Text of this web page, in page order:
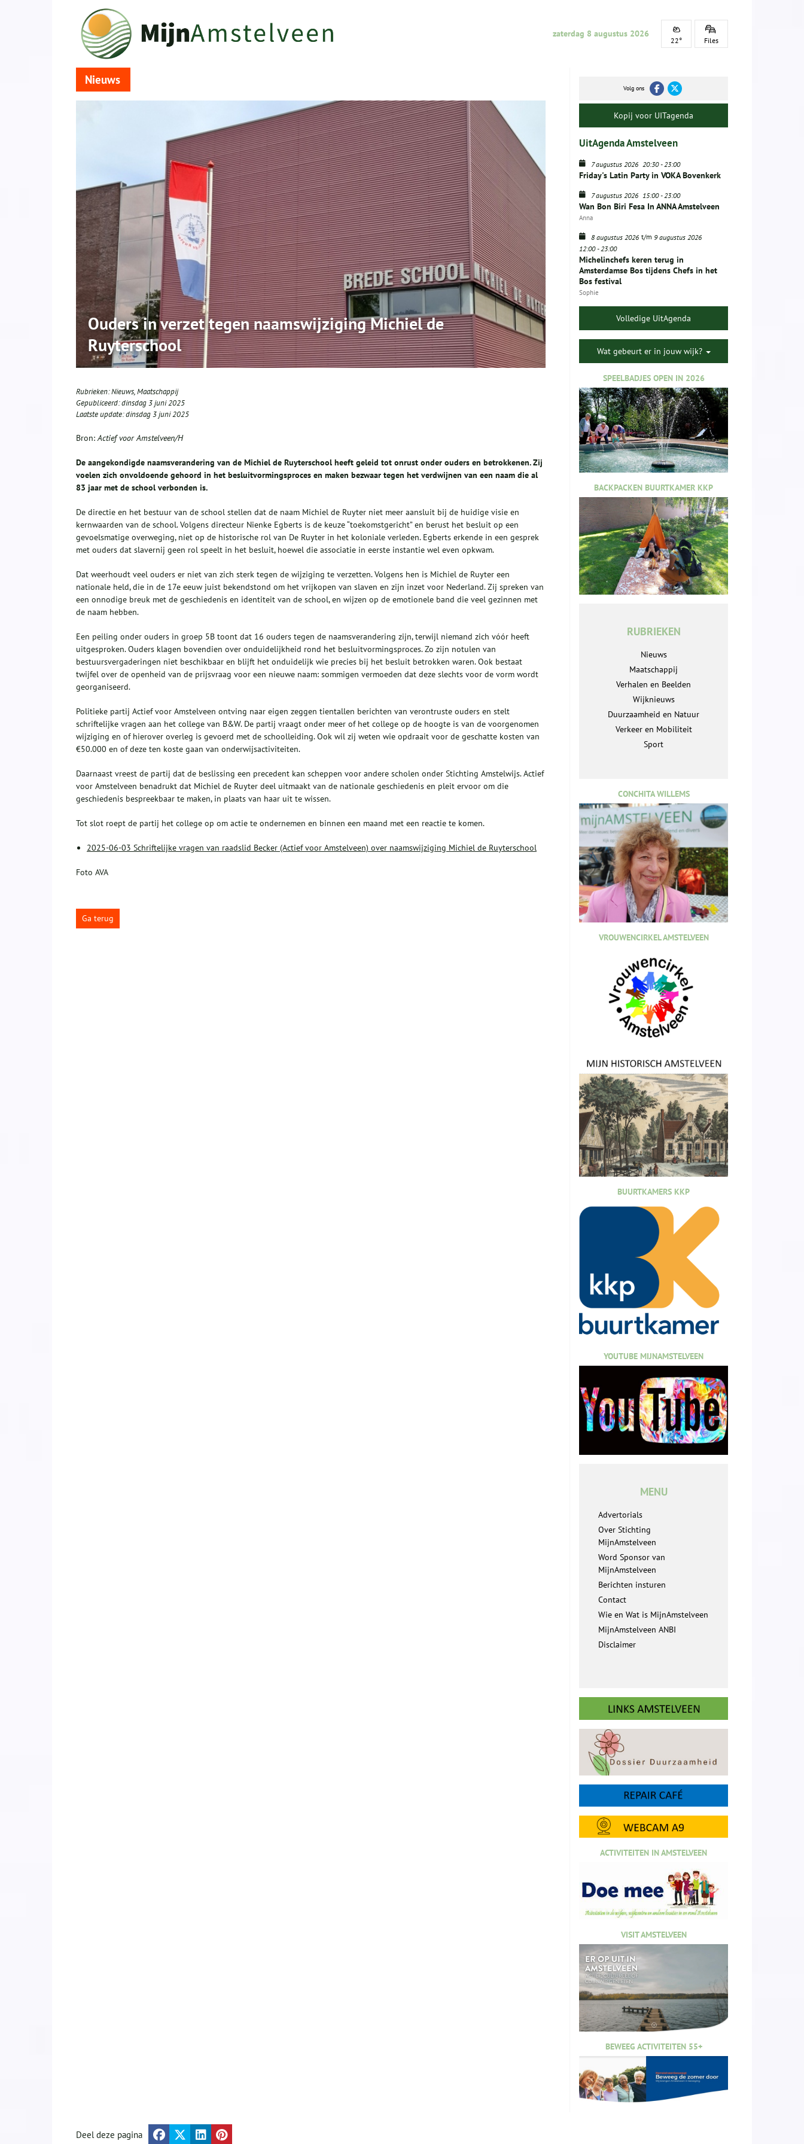
zaterdag 8 augustus 2026
22° Files
Nieuws
Ouders in verzet tegen naamswijziging Michiel de
Ruyterschool
Rubrieken:Nieuws,Maatschappij
Gepubliceerd:dinsdag 3 juni 2025
Laatste update:dinsdag 3 juni 2025
Bron:Actief voor Amstelveen/H
De aangekondigde naamsverandering van de Michiel de Ruyterschool heeft geleid tot onrust onder ouders en betrokkenen. Zij
voelen zich onvoldoende gehoord in het besluitvormingsproces en maken bezwaar tegen het verdwijnen van een naam die al
83 jaar met de school verbonden is.
De directie en het bestuur van de school stellen dat de naam Michiel de Ruyter niet meer aansluit bij de huidige visie en
kernwaarden van de school. Volgens directeur Nienke Egberts is de keuze “toekomstgericht” en berust het besluit op een
gevoelsmatige overweging, niet op de historische rol van De Ruyter in het koloniale verleden. Egberts erkende in een gesprek
met ouders dat slavernij geen rol speelt in het besluit, hoewel die associatie in eerste instantie wel even opkwam.
Dat weerhoudt veel ouders er niet van zich sterk tegen de wijziging te verzetten. Volgens hen is Michiel de Ruyter een
nationale held, die in de 17e eeuw juist bekendstond om het vrijkopen van slaven en zijn inzet voor Nederland. Zij spreken van
een onnodige breuk met de geschiedenis en identiteit van de school, en wijzen op de emotionele band die veel gezinnen met
de naam hebben.
Een peiling onder ouders in groep 5B toont dat 16 ouders tegen de naamsverandering zijn, terwijl niemand zich vóór heeft
uitgesproken. Ouders klagen bovendien over onduidelijkheid rond het besluitvormingsproces. Zo zijn notulen van
bestuursvergaderingen niet beschikbaar en blijft het onduidelijk wie precies bij het besluit betrokken waren. Ook bestaat
twijfel over de openheid van de prijsvraag voor een nieuwe naam: sommigen vermoeden dat deze slechts voor de vorm wordt
georganiseerd.
Politieke partij Actief voor Amstelveen ontving naar eigen zeggen tientallen berichten van verontruste ouders en stelt
schriftelijke vragen aan het college van B&W. De partij vraagt onder meer of het college op de hoogte is van de voorgenomen
wijziging en of hierover overleg is gevoerd met de schoolleiding. Ook wil zij weten wie opdraait voor de geschatte kosten van
€50.000 en of deze ten koste gaan van onderwijsactiviteiten.
Daarnaast vreest de partij dat de beslissing een precedent kan scheppen voor andere scholen onder Stichting Amstelwijs. Actief
voor Amstelveen benadrukt dat Michiel de Ruyter deel uitmaakt van de nationale geschiedenis en pleit ervoor om die
geschiedenis bespreekbaar te maken, in plaats van haar uit te wissen.
Tot slot roept de partij het college op om actie te ondernemen en binnen een maand met een reactie te komen.
2025-06-03 Schriftelijke vragen van raadslid Becker (Actief voor Amstelveen) over naamswijziging Michiel de Ruyterschool
Foto AVA
Ga terug
Volg ons
Kopij voor UITagenda
UitAgenda Amstelveen
7 augustus 2026 20:30-23:00
Friday's Latin Party in VOKA Bovenkerk
7 augustus 2026 15:00-23:00
Wan Bon Biri Fesa In ANNA Amstelveen
Anna
8 augustus 2026 t/m 9 augustus 2026
12:00-23:00
Michelinchefs keren terug in
Amsterdamse Bos tijdens Chefs in het
Bos festival
Sophie
Volledige UitAgenda
Wat gebeurt er in jouw wijk?
SPEELBADJES OPEN IN 2026
BACKPACKEN BUURTKAMER KKP
RUBRIEKEN
Nieuws
Maatschappij
Verhalen en Beelden
Wijknieuws
Duurzaamheid en Natuur
Verkeer en Mobiliteit
Sport
CONCHITA WILLEMS
VROUWENCIRKEL AMSTELVEEN
BUURTKAMERS KKP
YOUTUBE MIJNAMSTELVEEN
MENU
Advertorials
Over Stichting
MijnAmstelveen
Word Sponsor van
MijnAmstelveen
Berichten insturen
Contact
Wie en Wat is MijnAmstelveen
MijnAmstelveen ANBI
Disclaimer
ACTIVITEITEN IN AMSTELVEEN
VISIT AMSTELVEEN
BEWEEG ACTIVITEITEN 55+
Deel deze pagina